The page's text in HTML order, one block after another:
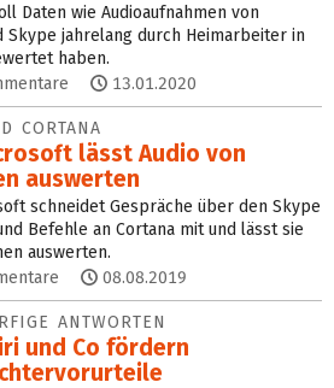
Daten wie Audioaufnahmen von
Skype jahrelang durch Heimarbeiter in
haben.
13.01.2020
CORTANA
lässt Audio von
auswerten
schneidet Gespräche über den Skype
Befehle an Cortana mit und lässt sie
auswerten.
08.08.2019
ANTWORTEN
und Co fördern